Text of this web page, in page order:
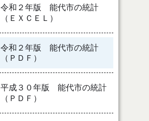
令和２年版 能代市の統計
（ＥＸＣＥＬ）
令和２年版 能代市の統計
（ＰＤＦ）
平成３０年版 能代市の統計
（ＰＤＦ）